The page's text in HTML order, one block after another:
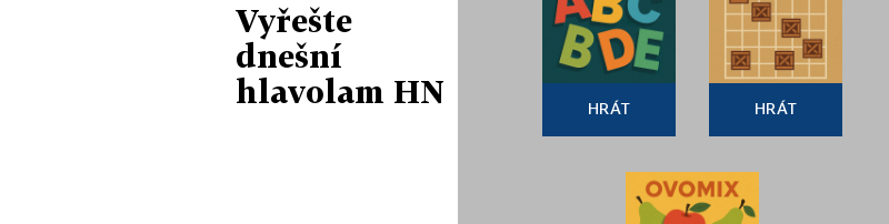
Vyřešte
dnešní
hlavolam HN
HRÁT HRÁT